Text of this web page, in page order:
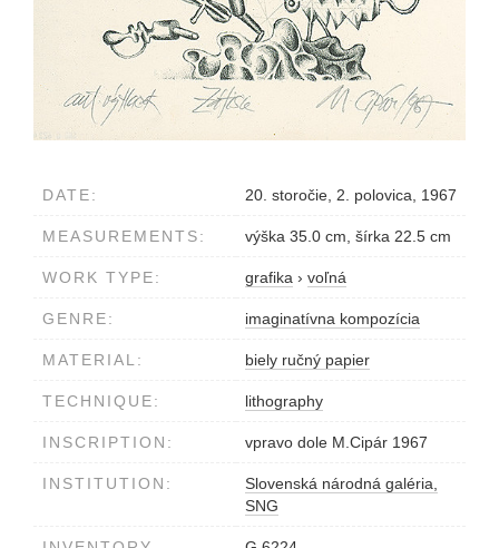
DATE: 20. storočie, 2. polovica, 1967
MEASUREMENTS: výška 35.0 cm, šírka 22.5 cm
WORK TYPE: grafika › voľná
GENRE: imaginatívna kompozícia
MATERIAL: biely ručný papier
TECHNIQUE: lithography
INSCRIPTION: vpravo dole M.Cipár 1967
INSTITUTION:
Slovenská národná galéria,
SNG